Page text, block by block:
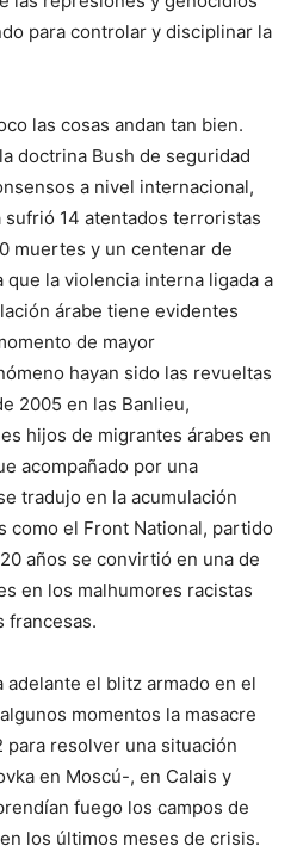
para controlar y disciplinar la
las cosas andan tan bien.
doctrina Bush de seguridad
a nivel internacional,
sufrió 14 atentados terroristas
muertes y un centenar de
que la violencia interna ligada a
árabe tiene evidentes
de mayor
hayan sido las revueltas
2005 en las Banlieu,
hijos de migrantes árabes en
acompañado por una
tradujo en la acumulación
como el Front National, partido
años se convirtió en una de
en los malhumores racistas
francesas.
adelante el blitz armado en el
momentos la masacre
resolver una situación
en Moscú-, en Calais y
fuego los campos de
los últimos meses de crisis.